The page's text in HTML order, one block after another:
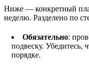
Ниже — конкретный
неделю. Разделено по
Обязательно:
подвеску. Убедитесь,
порядке.